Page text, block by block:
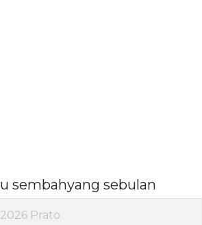
sembahyang sebulan
Prato